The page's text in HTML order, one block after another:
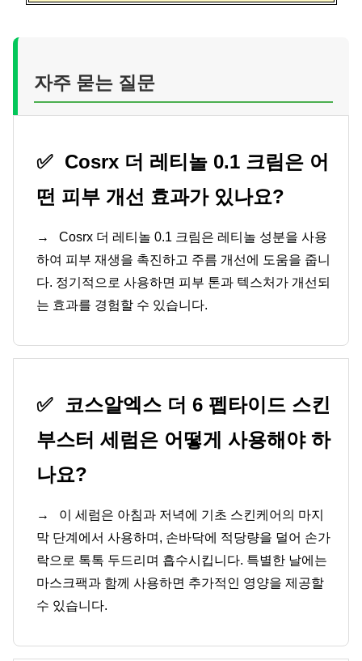
자주 묻는 질문
✅ Cosrx 더 레티놀 0.1 크림은 어
떤 피부 개선 효과가 있나요?
→
Cosrx 더 레티놀 0.1 크림은 레티놀 성분을 사용
하여 피부 재생을 촉진하고 주름 개선에 도움을 줍니
다. 정기적으로 사용하면 피부 톤과 텍스처가 개선되
는 효과를 경험할 수 있습니다.
✅ 코스알엑스 더 6 펩타이드 스킨
부스터 세럼은 어떻게 사용해야 하
나요?
→
이 세럼은 아침과 저녁에 기초 스킨케어의 마지
막 단계에서 사용하며, 손바닥에 적당량을 덜어 손가
락으로 톡톡 두드리며 흡수시킵니다. 특별한 날에는
마스크팩과 함께 사용하면 추가적인 영양을 제공할
수 있습니다.